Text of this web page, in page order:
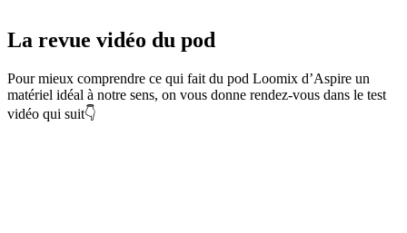
La revue vidéo du pod
Pour mieux comprendre ce qui fait du pod Loomix d’Aspire un
matériel idéal à notre sens, on vous donne rendez-vous dans le test
vidéo qui suit👇